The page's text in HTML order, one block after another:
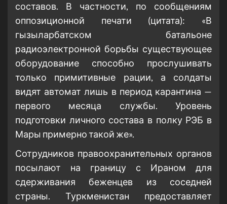
составов. В частности, по сообщениям
оппозиционной печати (цитата): «В
гызыларбатском батальоне
радиоэлектронной борьбы существующее
оборудование способно прослушивать
только примитивные рации, а солдаты
видят автомат лишь в период карантина —
первого месяца службы. Уровень
подготовки личного состава в полку РЭБ в
Мары примерно такой же».
Сотрудников правоохранительных органов
посылают на границу с Ираном для
сдерживания беженцев из соседней
страны. Туркменистан предоставляет